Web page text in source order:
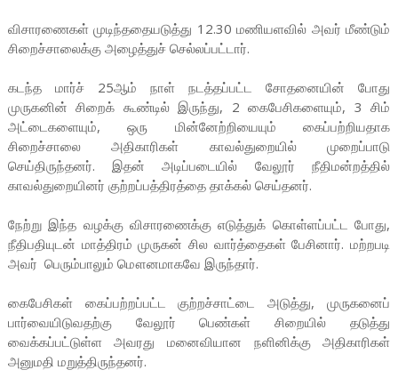
விசாரணைகள் முடிந்ததையடுத்து 12.30 மணியளவில் அவர் மீண்டும்
சிறைச்சாலைக்கு அழைத்துச் செல்லப்பட்டார்.
கடந்த மார்ச் 25ஆம் நாள் நடத்தப்பட்ட சோதனையின் போது
முருகனின் சிறைக் கூண்டில் இருந்து, 2 கைபேசிகளையும், 3 சிம்
அட்டைகளையும், ஒரு மின்னேற்றியையும் கைப்பற்றியதாக
சிறைச்சாலை அதிகாரிகள் காவல்துறையில் முறைப்பாடு
செய்திருந்தனர். இதன் அடிப்படையில் வேலூர் நீதிமன்றத்தில்
காவல்துறையினர் குற்றப்பத்திரத்தை தாக்கல் செய்தனர்.
நேற்று இந்த வழக்கு விசாரணைக்கு எடுத்துக் கொள்ளப்பட்ட போது,
நீதிபதியுடன் மாத்திரம் முருகன் சில வார்த்தைகள் பேசினார். மற்றபடி
அவர் பெரும்பாலும் மௌனமாகவே இருந்தார்.
கைபேசிகள் கைப்பற்றப்பட்ட குற்றச்சாட்டை அடுத்து, முருகனைப்
பார்வையிடுவதற்கு வேலூர் பெண்கள் சிறையில் தடுத்து
வைக்கப்பட்டுள்ள அவரது மனைவியான நளினிக்கு அதிகாரிகள்
அனுமதி மறுத்திருந்தனர்.